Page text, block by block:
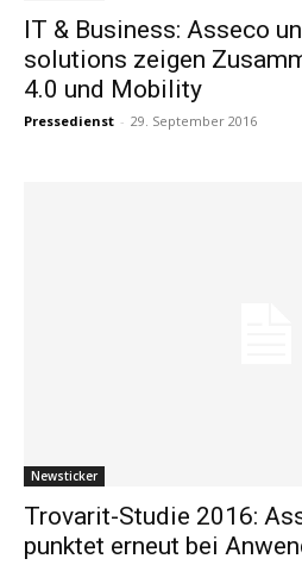
IT & Business: Asseco
solutions zeigen
4.0 und Mobility
Pressedienst - 29. September 2016
Newsticker
Trovarit-Studie 2016:
punktet erneut bei